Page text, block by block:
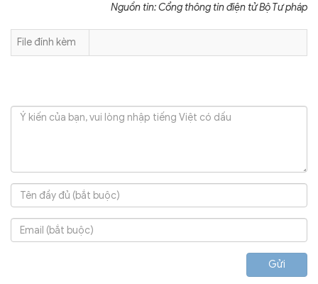
Nguồn tin: Cổng thông tin điện tử Bộ Tư pháp
File đính kèm
Gửi